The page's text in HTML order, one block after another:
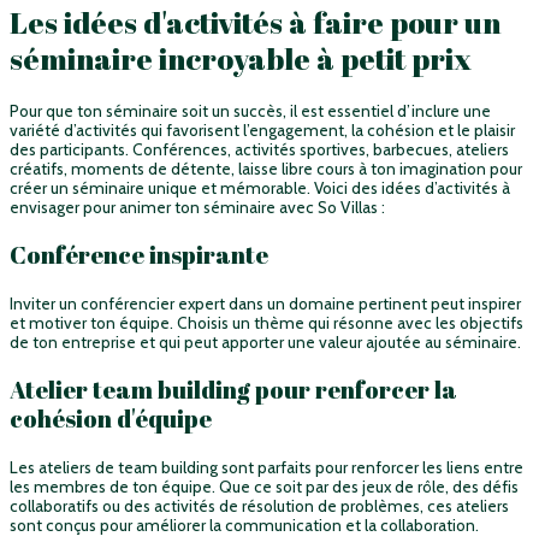
Les idées d'activités à faire pour un
séminaire incroyable à petit prix
Pour que ton séminaire soit un succès, il est essentiel d’inclure une
variété d’activités qui favorisent l’engagement, la cohésion et le plaisir
des participants. Conférences, activités sportives, barbecues, ateliers
créatifs, moments de détente, laisse libre cours à ton imagination pour
créer un séminaire unique et mémorable. Voici des idées d’activités à
envisager pour animer ton séminaire avec So Villas :
Conférence inspirante
Inviter un conférencier expert dans un domaine pertinent peut inspirer
et motiver ton équipe. Choisis un thème qui résonne avec les objectifs
de ton entreprise et qui peut apporter une valeur ajoutée au séminaire.
Atelier team building pour renforcer la
cohésion d'équipe
Les ateliers de team building sont parfaits pour renforcer les liens entre
les membres de ton équipe. Que ce soit par des jeux de rôle, des défis
collaboratifs ou des activités de résolution de problèmes, ces ateliers
sont conçus pour améliorer la communication et la collaboration.